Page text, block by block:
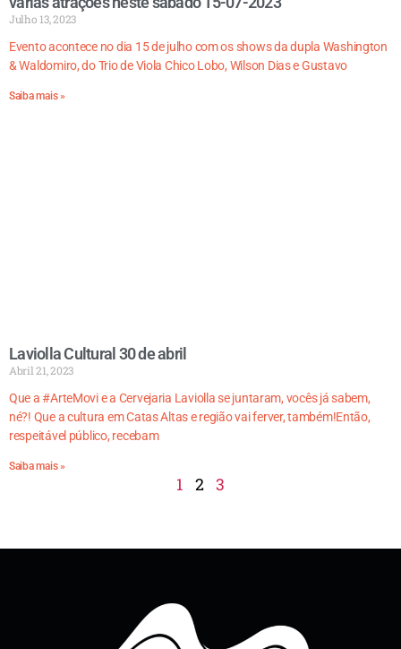
Julho 13, 2023
Evento acontece no dia 15 de julho com os shows da dupla Washington
& Waldomiro, do Trio de Viola Chico Lobo, Wilson Dias e Gustavo
Saiba mais »
Laviolla Cultural 30 de abril
Abril 21, 2023
Que a #ArteMovi e a Cervejaria Laviolla se juntaram, vocês já sabem,
né?! Que a cultura em Catas Altas e região vai ferver, também!Então,
respeitável público, recebam
Saiba mais »
1 2 3